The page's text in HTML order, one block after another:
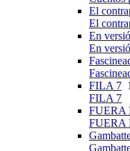
El
El
En
En
FILA 7
FILA 7
FUERA
FUERA